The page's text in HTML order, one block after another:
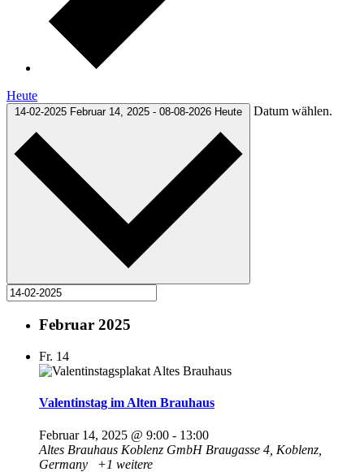
Heute
14-02-2025 Februar 14, 2025 - 08-08-2026 Heute Datum wählen.
Februar 2025
Fr. 14
Valentinstag im Alten Brauhaus
Februar 14, 2025 @ 9:00 - 13:00
Altes Brauhaus Koblenz GmbH Braugasse 4, Koblenz,
Germany
+1 weitere